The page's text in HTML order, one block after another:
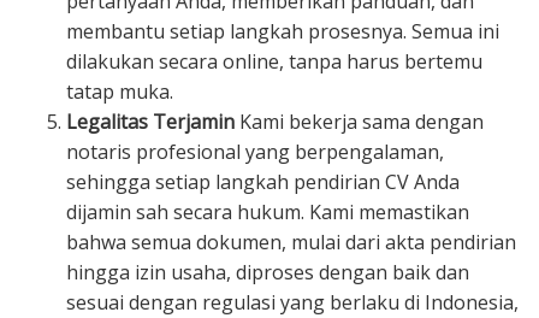
membantu setiap langkah prosesnya. Semua ini
dilakukan secara online, tanpa harus bertemu
tatap muka.
Legalitas Terjamin Kami bekerja sama dengan
notaris profesional yang berpengalaman,
sehingga setiap langkah pendirian CV Anda
dijamin sah secara hukum. Kami memastikan
bahwa semua dokumen, mulai dari akta pendirian
hingga izin usaha, diproses dengan baik dan
sesuai dengan regulasi yang berlaku di Indonesia,